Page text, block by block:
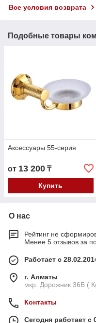
Все условия возврата
Подобные товары
Аксессуары 55-серия
от 13 200 ₸
Купить
О нас
Рейтинг не
Менее 5 отзывов за
Работает с
г. Алматы
мкр. Дорожник 36Б (
Контакты
Сегодня работает с